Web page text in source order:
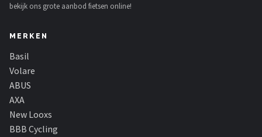
bekijk ons grote aanbod fietsen online!
MERKEN
Basil
Volare
ABUS
AXA
New Looxs
BBB Cycling